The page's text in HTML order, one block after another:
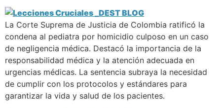
La Corte Suprema de Justicia de Colombia ratificó la
condena al pediatra por homicidio culposo en un caso
de negligencia médica. Destacó la importancia de la
responsabilidad médica y la atención adecuada en
urgencias médicas. La sentencia subraya la necesidad
de cumplir con los protocolos y estándares para
garantizar la vida y salud de los pacientes.